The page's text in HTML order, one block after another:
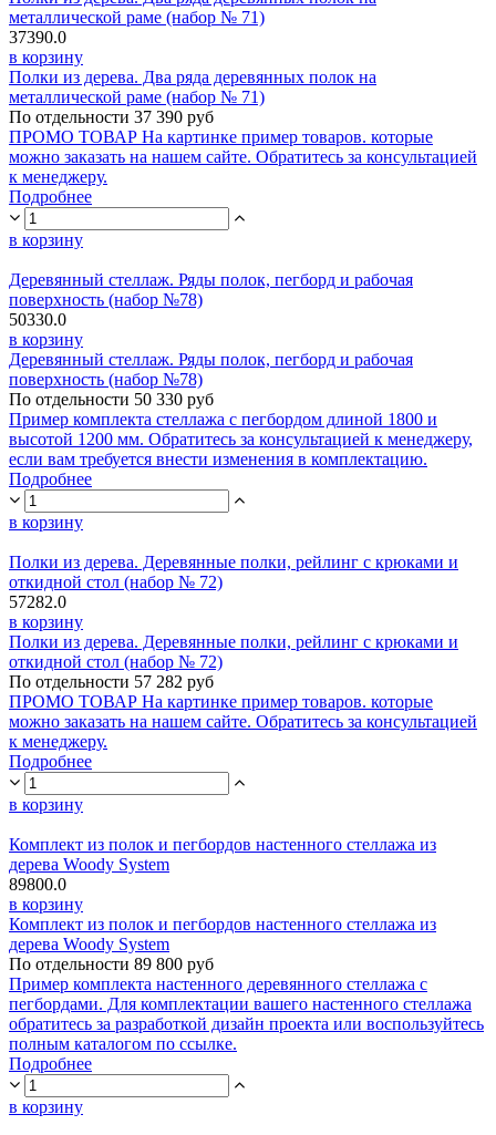
металлической раме (набор № 71)
37390.0
в корзину
Полки из дерева. Два ряда деревянных полок на
металлической раме (набор № 71)
По отдельности 37 390 руб
ПРОМО ТОВАР На картинке пример товаров. которые
можно заказать на нашем сайте. Обратитесь за консультацией
к менеджеру.
Подробнее
в корзину
Деревянный стеллаж. Ряды полок, пегборд и рабочая
поверхность (набор №78)
50330.0
в корзину
Деревянный стеллаж. Ряды полок, пегборд и рабочая
поверхность (набор №78)
По отдельности 50 330 руб
Пример комплекта стеллажа с пегбордом длиной 1800 и
высотой 1200 мм. Обратитесь за консультацией к менеджеру,
если вам требуется внести изменения в комплектацию.
Подробнее
в корзину
Полки из дерева. Деревянные полки, рейлинг с крюками и
откидной стол (набор № 72)
57282.0
в корзину
Полки из дерева. Деревянные полки, рейлинг с крюками и
откидной стол (набор № 72)
По отдельности 57 282 руб
ПРОМО ТОВАР На картинке пример товаров. которые
можно заказать на нашем сайте. Обратитесь за консультацией
к менеджеру.
Подробнее
в корзину
Комплект из полок и пегбордов настенного стеллажа из
дерева Woody System
89800.0
в корзину
Комплект из полок и пегбордов настенного стеллажа из
дерева Woody System
По отдельности 89 800 руб
Пример комплекта настенного деревянного стеллажа с
пегбордами. Для комплектации вашего настенного стеллажа
обратитесь за разработкой дизайн проекта или воспользуйтесь
полным каталогом по ссылке.
Подробнее
в корзину